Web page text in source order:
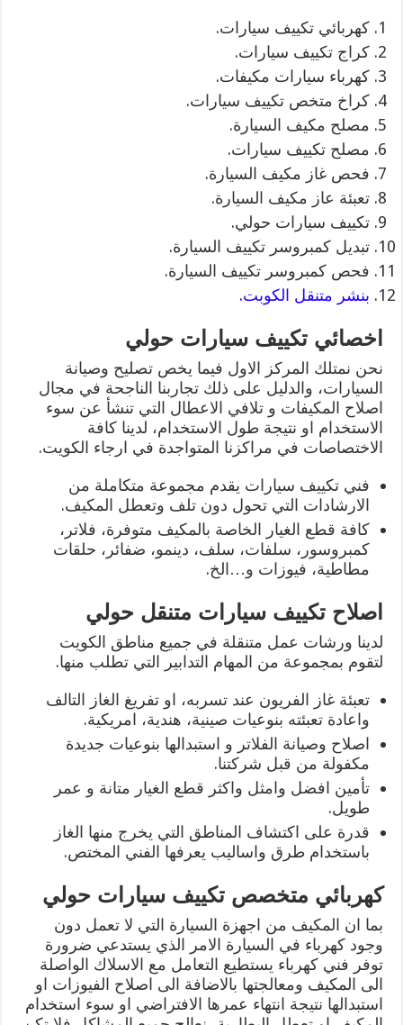
كهربائي تكييف سيارات.
كراج تكييف سيارات.
كهرباء سيارات مكيفات.
كراخ متخص تكييف سيارات.
مصلح مكيف السيارة.
مصلح تكييف سيارات.
فحص غاز مكيف السيارة.
تعبئة عاز مكيف السيارة.
تكييف سيارات حولي.
تبديل كمبروسر تكييف السيارة.
فحص كمبروسر تكييف السيارة.
بنشر متنقل الكوبت.
اخصائي تكييف سيارات حولي
نحن نمتلك المركز الاول فيما يخص تصليح وصيانة
السيارات، والدليل على ذلك تجاربنا الناجحة في مجال
اصلاح المكيفات و تلافي الاعطال التي تنشأ عن سوء
الاستخدام او نتيجة طول الاستخدام، لدينا كافة
الاختصاصات في مراكزنا المتواجدة في ارجاء الكويت.
فني تكييف سيارات يقدم مجموعة متكاملة من
الارشادات التي تحول دون تلف وتعطل المكيف.
كافة قطع الغيار الخاصة بالمكيف متوفرة، فلاتر،
كمبروسور، سلفات، سلف، دينمو، ضفائر، حلقات
مطاطية، فيوزات و…الخ.
اصلاح تكييف سيارات متنقل حولي
لدينا ورشات عمل متنقلة في جميع مناطق الكويت
لتقوم بمجموعة من المهام التدابير التي تطلب منها.
تعبئة غاز الفريون عند تسربه، او تفريغ الغاز التالف
واعادة تعبئته بنوعيات صينية، هندية، امريكية.
اصلاح وصيانة الفلاتر و استبدالها بنوعيات جديدة
مكفولة من قبل شركتنا.
تأمين افضل وامثل واكثر قطع الغيار متانة و عمر
طويل.
قدرة على اكتشاف المناطق التي يخرج منها الغاز
باستخدام طرق واساليب يعرفها الفني المختص.
كهربائي متخصص تكييف سيارات حولي
بما ان المكيف من اجهزة السيارة التي لا تعمل دون
وجود كهرباء في السيارة الامر الذي يستدعي ضرورة
توفر فني كهرباء يستطيع التعامل مع الاسلاك الواصلة
الى المكيف ومعالجتها بالاضافة الى اصلاح الفيوزات او
استبدالها نتيجة انتهاء عمرها الافتراضي او سوء استخدام